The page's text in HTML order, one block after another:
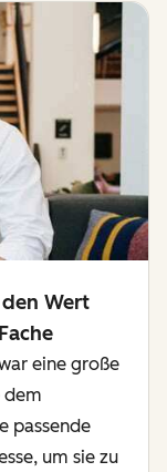
Wert
eine große
dem
passende
um sie zu